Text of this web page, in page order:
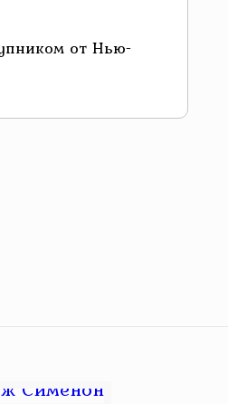
от Нью-